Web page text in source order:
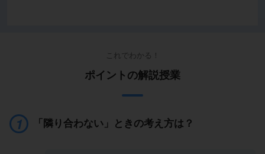
これでわかる！
ポイントの解説授業
「隣り合わない」ときの考え方は？